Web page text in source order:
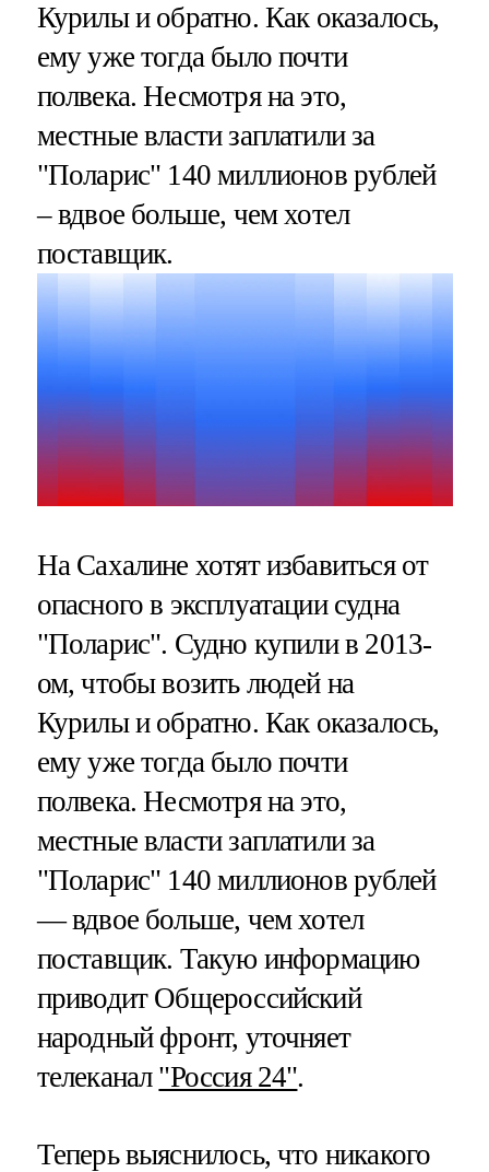
Курилы и обратно. Как оказалось,
ему уже тогда было почти
полвека. Несмотря на это,
местные власти заплатили за
"Поларис" 140 миллионов рублей
– вдвое больше, чем хотел
поставщик.
На Сахалине хотят избавиться от
опасного в эксплуатации судна
"Поларис". Судно купили в 2013-
ом, чтобы возить людей на
Курилы и обратно. Как оказалось,
ему уже тогда было почти
полвека. Несмотря на это,
местные власти заплатили за
"Поларис" 140 миллионов рублей
— вдвое больше, чем хотел
поставщик. Такую информацию
приводит Общероссийский
народный фронт, уточняет
телеканал "Россия 24".
Теперь выяснилось, что никакого